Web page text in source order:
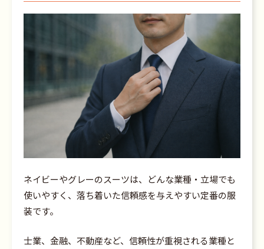
ネイビーやグレーのスーツは、どんな業種・立場でも
使いやすく、落ち着いた信頼感を与えやすい定番の服
装です。
士業、金融、不動産など、信頼性が重視される業種と